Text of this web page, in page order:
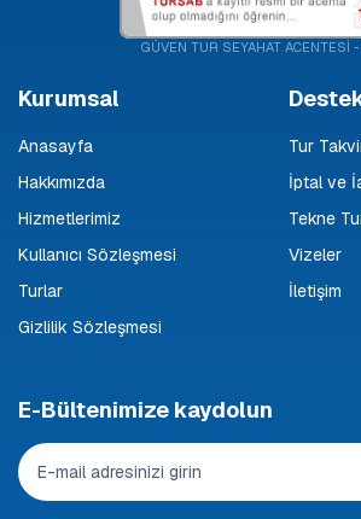
GÜVEN TUR SEYAHAT ACENTESİ
Kurumsal
Anasayfa
Hakkımızda
Hizmetlerimiz
Kullanıcı Sözleşmesi
Turlar
Gizlilik Sözleşmesi
Tur
İptal ve
Tekne
Vizeler
İletişim
E-Bültenimize kaydolun